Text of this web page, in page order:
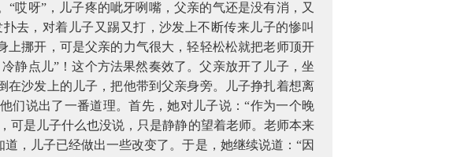
哎呀”，儿子疼的呲牙咧嘴，父亲的气还是没有消，又
去，对着儿子又踢又打，沙发上不断传来儿子的惨叫
挪开，可是父亲的力气很大，轻轻松松就把老师顶开
静点儿”！这个方法果然奏效了。父亲放开了儿子，坐
沙发上的儿子，把他带到父亲身旁。儿子挣扎着想离
们说出了一番道理。首先，她对儿子说：“作为一个晚
是儿子什么也没说，只是静静的望着老师。老师本来
，儿子已经做出一些改变了。于是，她继续说道：“因